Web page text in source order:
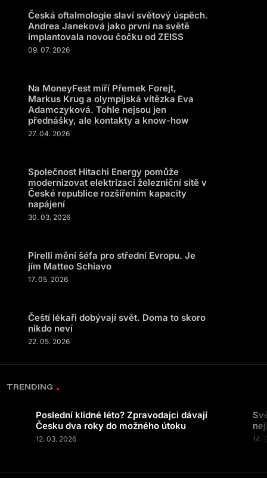
Česká oftalmologie slaví světový úspěch.
Andrea Janeková jako první na světě
implantovala novou čočku od ZEISS
09. 07. 2026
Na MoneyFest míří Přemek Forejt,
Markus Krug a olympijská vítězka Eva
Adamczyková. Tohle nejsou jen
přednášky, ale kontakty a know-how
27. 04. 2026
Společnost Hitachi Energy pomůže
modernizovat elektrizaci železniční sítě v
České republice rozšířením kapacity
napájení
30. 03. 2026
Pirelli mění šéfa pro střední Evropu. Je
jím Matteo Schiavo
17. 05. 2026
Čeští lékaři dobývají svět. Doma to skoro
nikdo neví
22. 05. 2026
TRENDING
Poslední klidné léto? Zpravodajci dávají
Česku dva roky do možného útoku
12. 03. 2026 14.